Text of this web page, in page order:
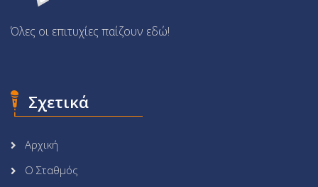
Όλες οι επιτυχίες παίζουν εδώ!
Σχετικά
Αρχική
Ο Σταθμός